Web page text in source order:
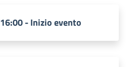
16:00 - Inizio evento